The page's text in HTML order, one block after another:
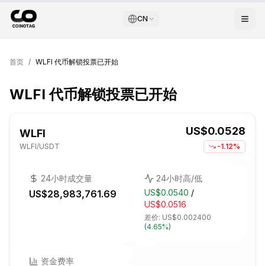
CN
首页 / WLFI 代币解锁投票已开始
WLFI 代币解锁投票已开始
WLFI
WLFI/USDT
US$0.0528
-1.12%
24小时成交量
US$28,983,761.69
24小时高/低
US$0.0540 /
US$0.0516
差价: US$0.002400
(4.65%)
资金费率